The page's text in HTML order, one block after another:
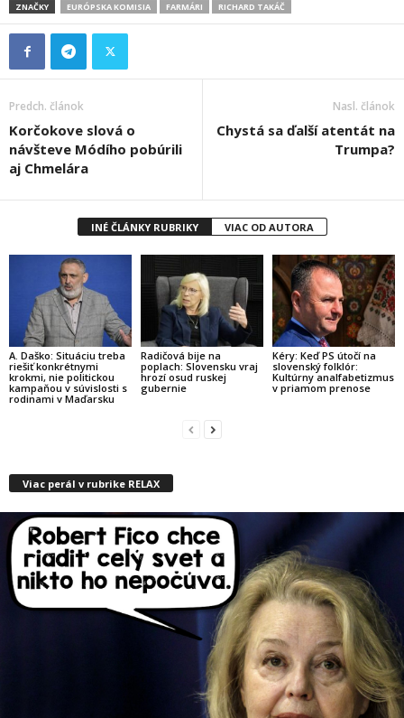
ZNAČKY EURÓPSKA KOMISIA FARMÁRI RICHARD TAKÁČ
Predch. článok
Korčokove slová o
návšteve Módího pobúrili
aj Chmelára
Nasl. článok
Chystá sa ďalší atentát na
Trumpa?
INÉ ČLÁNKY RUBRIKY VIAC OD AUTORA
A. Daško: Situáciu treba
riešiť konkrétnymi
krokmi, nie politickou
kampaňou v súvislosti s
rodinami v Maďarsku
Radičová bije na
poplach: Slovensku vraj
hrozí osud ruskej
gubernie
Kéry: Keď PS útočí na
slovenský folklór:
Kultúrny analfabetizmus
v priamom prenose
Viac perál v rubrike RELAX